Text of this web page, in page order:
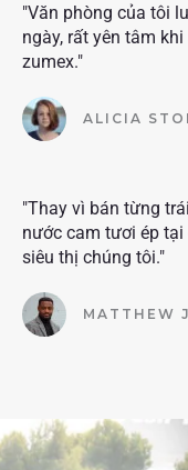
"Văn phòng của tôi
ngày, rất yên tâm
zumex."
ALICIA
"Thay vì bán từng
nước cam tươi ép
siêu thị chúng tôi."
MATTHEW